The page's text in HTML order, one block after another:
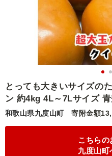
お礼の品から探す
お礼の品をカテゴリや金額で
ランキング
特集・おすすめ
とっても大きいサイズの
ン 約4kg 4L～7Lサイズ
和歌山県九度山町 寄附金額
こちらの
九度山町